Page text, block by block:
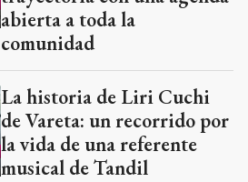
abierta a toda la
comunidad
La historia de Liri Cuchi
de Vareta: un recorrido por
la vida de una referente
musical de Tandil